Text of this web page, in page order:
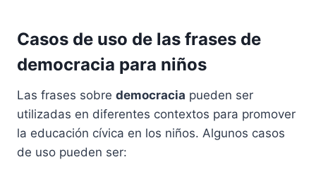
Casos de uso de las frases de
democracia para niños
Las frases sobre democracia pueden ser
utilizadas en diferentes contextos para promover
la educación cívica en los niños. Algunos casos
de uso pueden ser: